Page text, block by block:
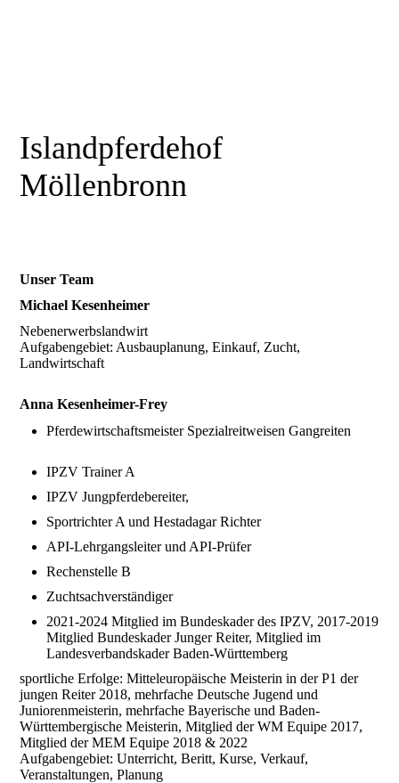
Islandpferdehof
Möllenbronn
Unser Team
Michael Kesenheimer
Nebenerwerbslandwirt
Aufgabengebiet: Ausbauplanung, Einkauf, Zucht,
Landwirtschaft
Anna Kesenheimer-Frey
Pferdewirtschaftsmeister Spezialreitweisen Gangreiten
IPZV Trainer A
IPZV Jungpferdebereiter,
Sportrichter A und Hestadagar Richter
API-Lehrgangsleiter und API-Prüfer
Rechenstelle B
Zuchtsachverständiger
2021-2024 Mitglied im Bundeskader des IPZV, 2017-2019
Mitglied Bundeskader Junger Reiter, Mitglied im
Landesverbandskader Baden-Württemberg
sportliche Erfolge: Mitteleuropäische Meisterin in der P1 der
jungen Reiter 2018, mehrfache Deutsche Jugend und
Juniorenmeisterin, mehrfache Bayerische und Baden-
Württembergische Meisterin, Mitglied der WM Equipe 2017,
Mitglied der MEM Equipe 2018 & 2022
Aufgabengebiet: Unterricht, Beritt, Kurse, Verkauf,
Veranstaltungen, Planung